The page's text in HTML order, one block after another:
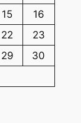
15
16
22
23
29
30